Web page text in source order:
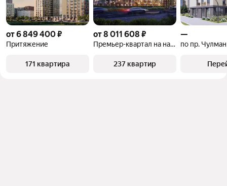
от 6 849 400 ₽
Притяжение
171 квартира
от 8 011 608 ₽
Премьер-квартал на набережной
237 квартир
—
по пр. Чулман